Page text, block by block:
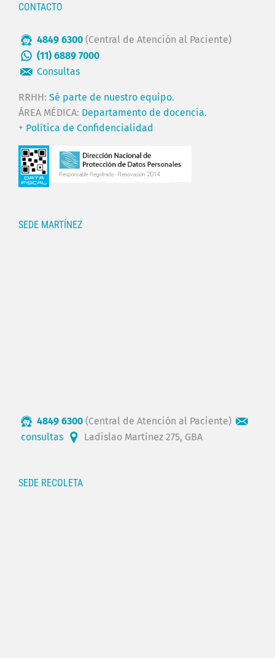
CONTACTO
4849 6300 (Central de Atención al Paciente)
(11) 6889 7000
Consultas
RRHH: Sé parte de nuestro equipo.
ÁREA MÉDICA: Departamento de docencia.
+ Política de Confidencialidad
SEDE MARTÍNEZ
4849 6300 (Central de Atención al Paciente)
consultas
Ladislao Martínez 275, GBA
SEDE RECOLETA